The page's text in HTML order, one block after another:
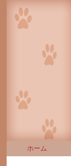
ホーム